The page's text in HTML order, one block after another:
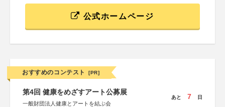
公式ホームページ
おすすめのコンテスト [PR]
第4回 健康をめざすアート公募展
一般財団法人健康とアートを結ぶ会
あと 7 日